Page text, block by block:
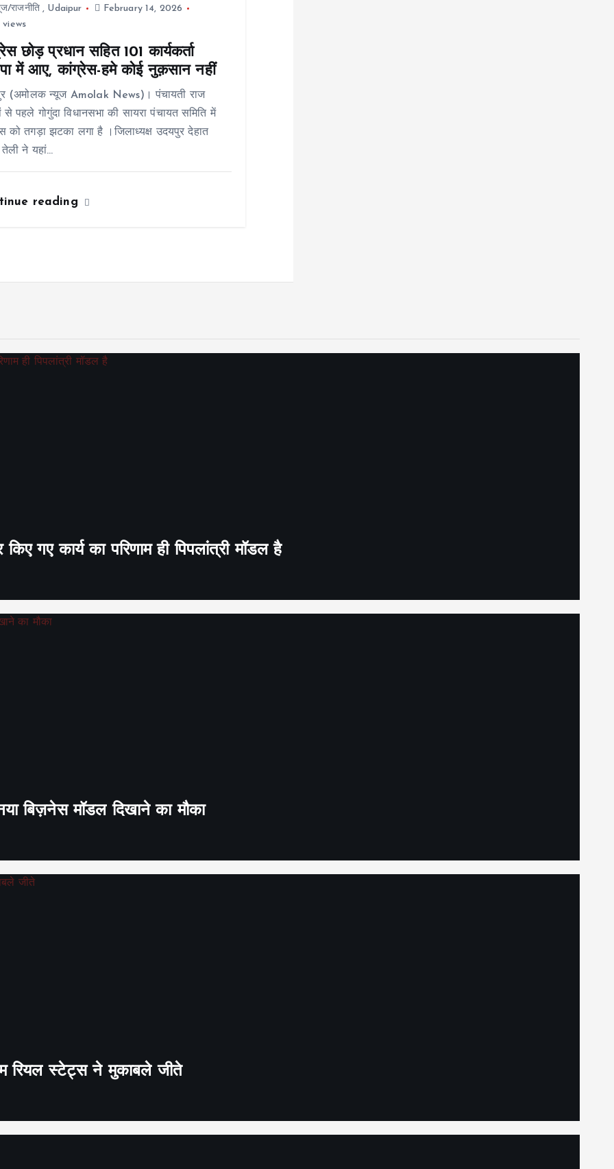
राजनीति, Udaipur
February 14, 2026
views
छोड़ प्रधान सहित 101 कार्यकर्ता
में आए, कांग्रेस-हमे कोई नुक़सान नहीं
(अमोलक न्यूज Amolak News)। पंचायती राज
से पहले गोगुंदा विधानसभा की सायरा पंचायत समिति में
को तगड़ा झटका लगा है ।जिलाध्यक्ष उदयपुर देहात
तेली ने यहां…
reading
गए कार्य का परिणाम ही पिपलांत्री मॉडल है
बिज़नेस मॉडल दिखाने का मौका
रियल स्टेट्स ने मुकाबले जीते